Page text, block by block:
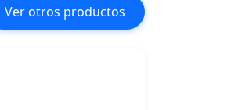
Ver otros productos